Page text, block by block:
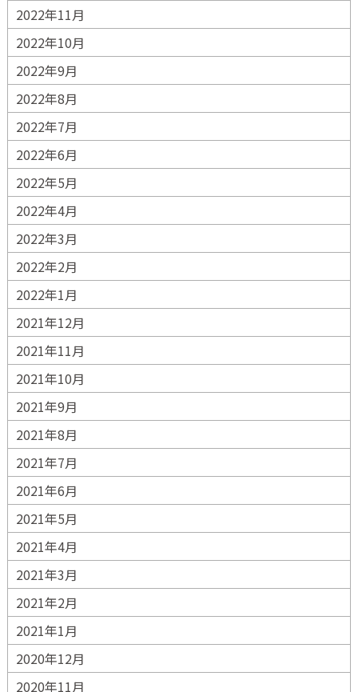
2022年11月
2022年10月
2022年9月
2022年8月
2022年7月
2022年6月
2022年5月
2022年4月
2022年3月
2022年2月
2022年1月
2021年12月
2021年11月
2021年10月
2021年9月
2021年8月
2021年7月
2021年6月
2021年5月
2021年4月
2021年3月
2021年2月
2021年1月
2020年12月
2020年11月